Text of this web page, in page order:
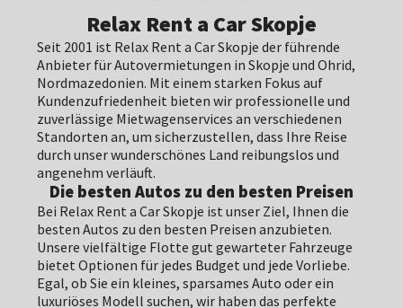
Relax Rent a Car Skopje
Seit 2001 ist Relax Rent a Car Skopje der führende
Anbieter für Autovermietungen in Skopje und Ohrid,
Nordmazedonien. Mit einem starken Fokus auf
Kundenzufriedenheit bieten wir professionelle und
zuverlässige Mietwagenservices an verschiedenen
Standorten an, um sicherzustellen, dass Ihre Reise
durch unser wunderschönes Land reibungslos und
angenehm verläuft.
Die besten Autos zu den besten Preisen
Bei Relax Rent a Car Skopje ist unser Ziel, Ihnen die
besten Autos zu den besten Preisen anzubieten.
Unsere vielfältige Flotte gut gewarteter Fahrzeuge
bietet Optionen für jedes Budget und jede Vorliebe.
Egal, ob Sie ein kleines, sparsames Auto oder ein
luxuriöses Modell suchen, wir haben das perfekte